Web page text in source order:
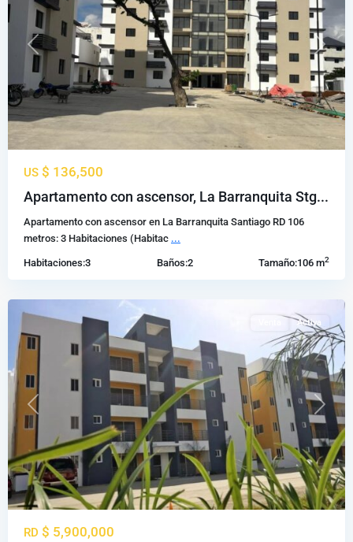
Previous Next
US $ 136,500
Apartamento con ascensor, La Barranquita Stg...
Apartamento con ascensor en La Barranquita Santiago RD 106
metros: 3 Habitaciones (Habitac ...
Habitaciones:3 Baños:2 Tamaño:106 m2
La
Santiago
los
Previous Next
Activa
RD $ 5,900,000